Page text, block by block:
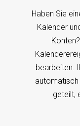
Haben Sie
Kalender
bearbeiten.
automatisch
geteilt,